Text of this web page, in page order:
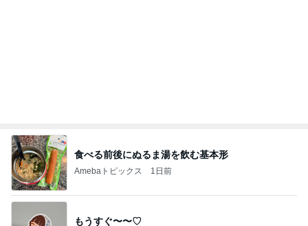
食べる前後にぬるま湯を飲む基本形
Amebaトピックス 1日前
もうすぐ〜〜♡